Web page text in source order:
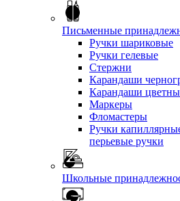
Письменные
Ручки шариковые
Ручки гелевые
Стержни
Карандаши
Карандаши
Маркеры
Фломастеры
Ручки
перьевые ручки
Школьные